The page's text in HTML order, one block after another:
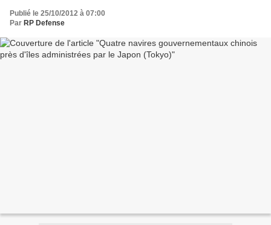
Publié le 25/10/2012 à 07:00
Par RP Defense